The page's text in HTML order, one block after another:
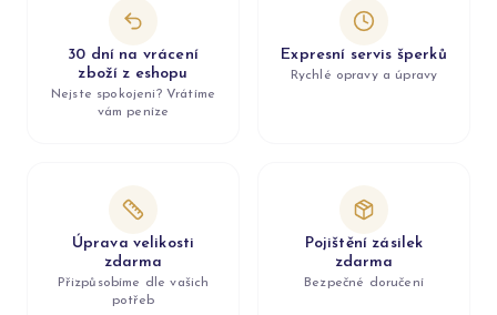
30 dní na vrácení
zboží z eshopu
Nejste spokojeni? Vrátíme
vám peníze
Expresní servis šperků
Rychlé opravy a úpravy
Úprava velikosti
zdarma
Přizpůsobíme dle vašich
potřeb
Pojištění zásilek
zdarma
Bezpečné doručení